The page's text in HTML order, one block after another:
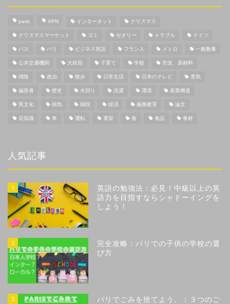
paris VPN インターネット クリスマス
クリスマスマーケット ゴミ セオリー トラブル ドイツ
バス パリ ビジネス英語 フランス メトロ 一般教養
公共交通機関 大統領 子育て 学校 市況、原材料
掃除 政治 散歩 日常生活 日本のテレビ 景気
歯医者 歴史 水回り 洗濯 環境 産業構造
異文化 病気 病院 経済 義務教育 論文
豆知識 車 運転 選挙 食 食品 食材
人気記事
1
英語の勉強法：必見！中級以上の英
語力を目指すならシャドーイングを
しよう！
2
完全攻略：パリでの子供の学校の選
び方
3
パリでごみを捨てよう。：３つのご